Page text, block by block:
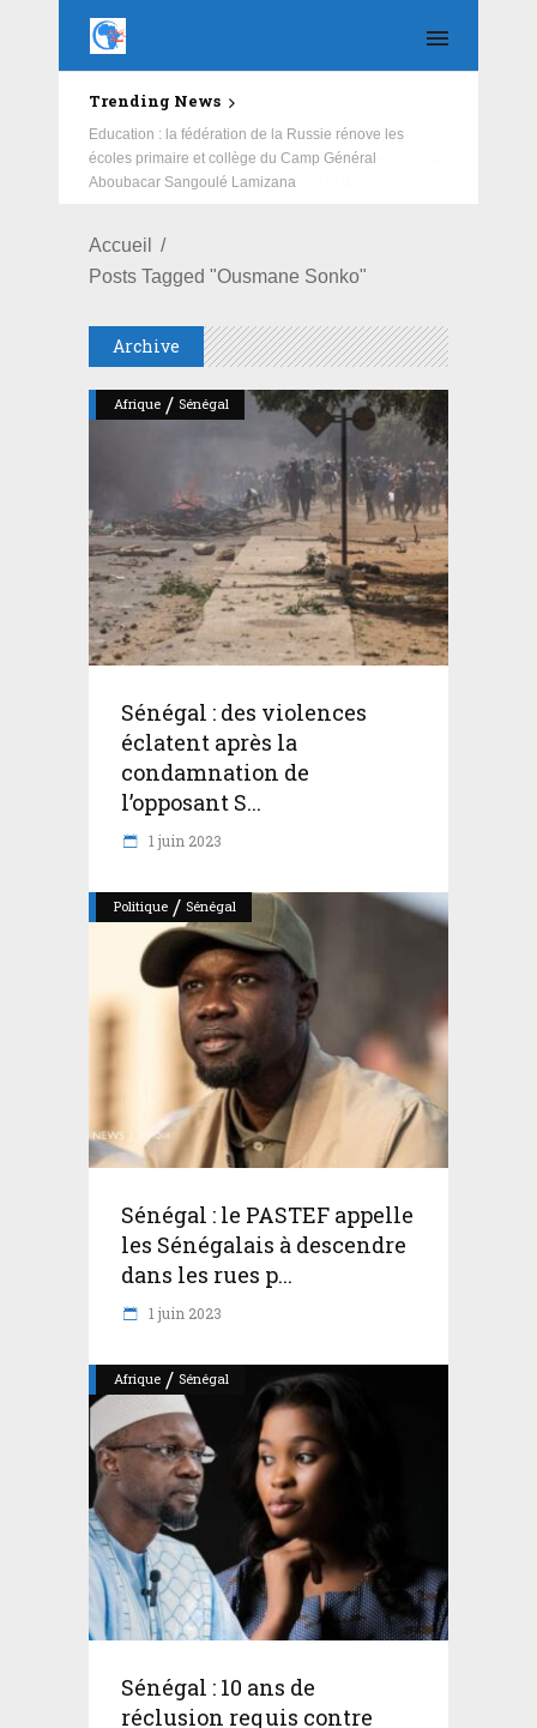
Trending News
Education : la fédération de la Russie rénove les
écoles primaire et collège du Camp Général
Aboubacar Sangoulé Lamizana
Accueil
Posts Tagged "Ousmane Sonko"
Archive
Afrique / Sénégal
Sénégal : des violences
éclatent après la
condamnation de
l’opposant S...
1 juin 2023
Politique / Sénégal
Sénégal : le PASTEF appelle
les Sénégalais à descendre
dans les rues p...
1 juin 2023
Afrique / Sénégal
Sénégal : 10 ans de
réclusion requis contre